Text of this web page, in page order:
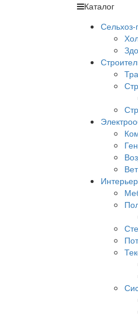
Каталог
Сельхоз-
Интерьер